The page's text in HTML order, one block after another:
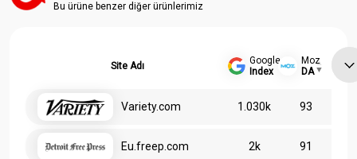
Bu ürüne benzer diğer ürünlerimiz
Site Adı
Google
Index
Moz
DA
Variety.com 1.030k 93
Eu.freep.com 2k 91